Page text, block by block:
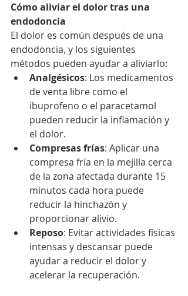
Cómo aliviar el dolor tras una
endodoncia
El dolor es común después de una
endodoncia, y los siguientes
métodos pueden ayudar a aliviarlo:
Analgésicos: Los medicamentos
de venta libre como el
ibuprofeno o el paracetamol
pueden reducir la inflamación y
el dolor.
Compresas frías: Aplicar una
compresa fría en la mejilla cerca
de la zona afectada durante 15
minutos cada hora puede
reducir la hinchazón y
proporcionar alivio.
Reposo: Evitar actividades físicas
intensas y descansar puede
ayudar a reducir el dolor y
acelerar la recuperación.